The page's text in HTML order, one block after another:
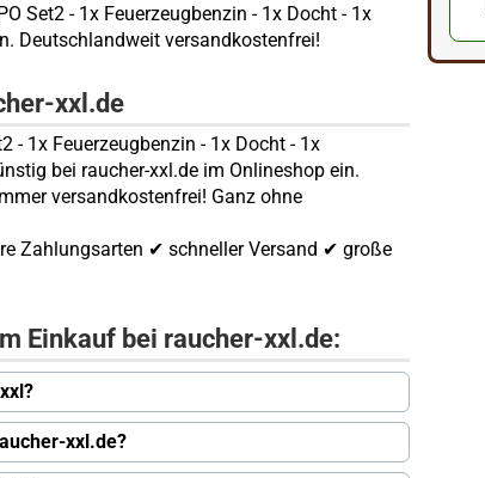
Set2 - 1x Feuerzeugbenzin - 1x Docht - 1x
Deutschlandweit versandkostenfrei!
xxl.de
- 1x Feuerzeugbenzin - 1x Docht - 1x
bei raucher-xxl.de im Onlineshop ein.
versandkostenfrei! Ganz ohne
Zahlungsarten ✔ schneller Versand ✔ große
Einkauf bei raucher-xxl.de:
xxl.de?